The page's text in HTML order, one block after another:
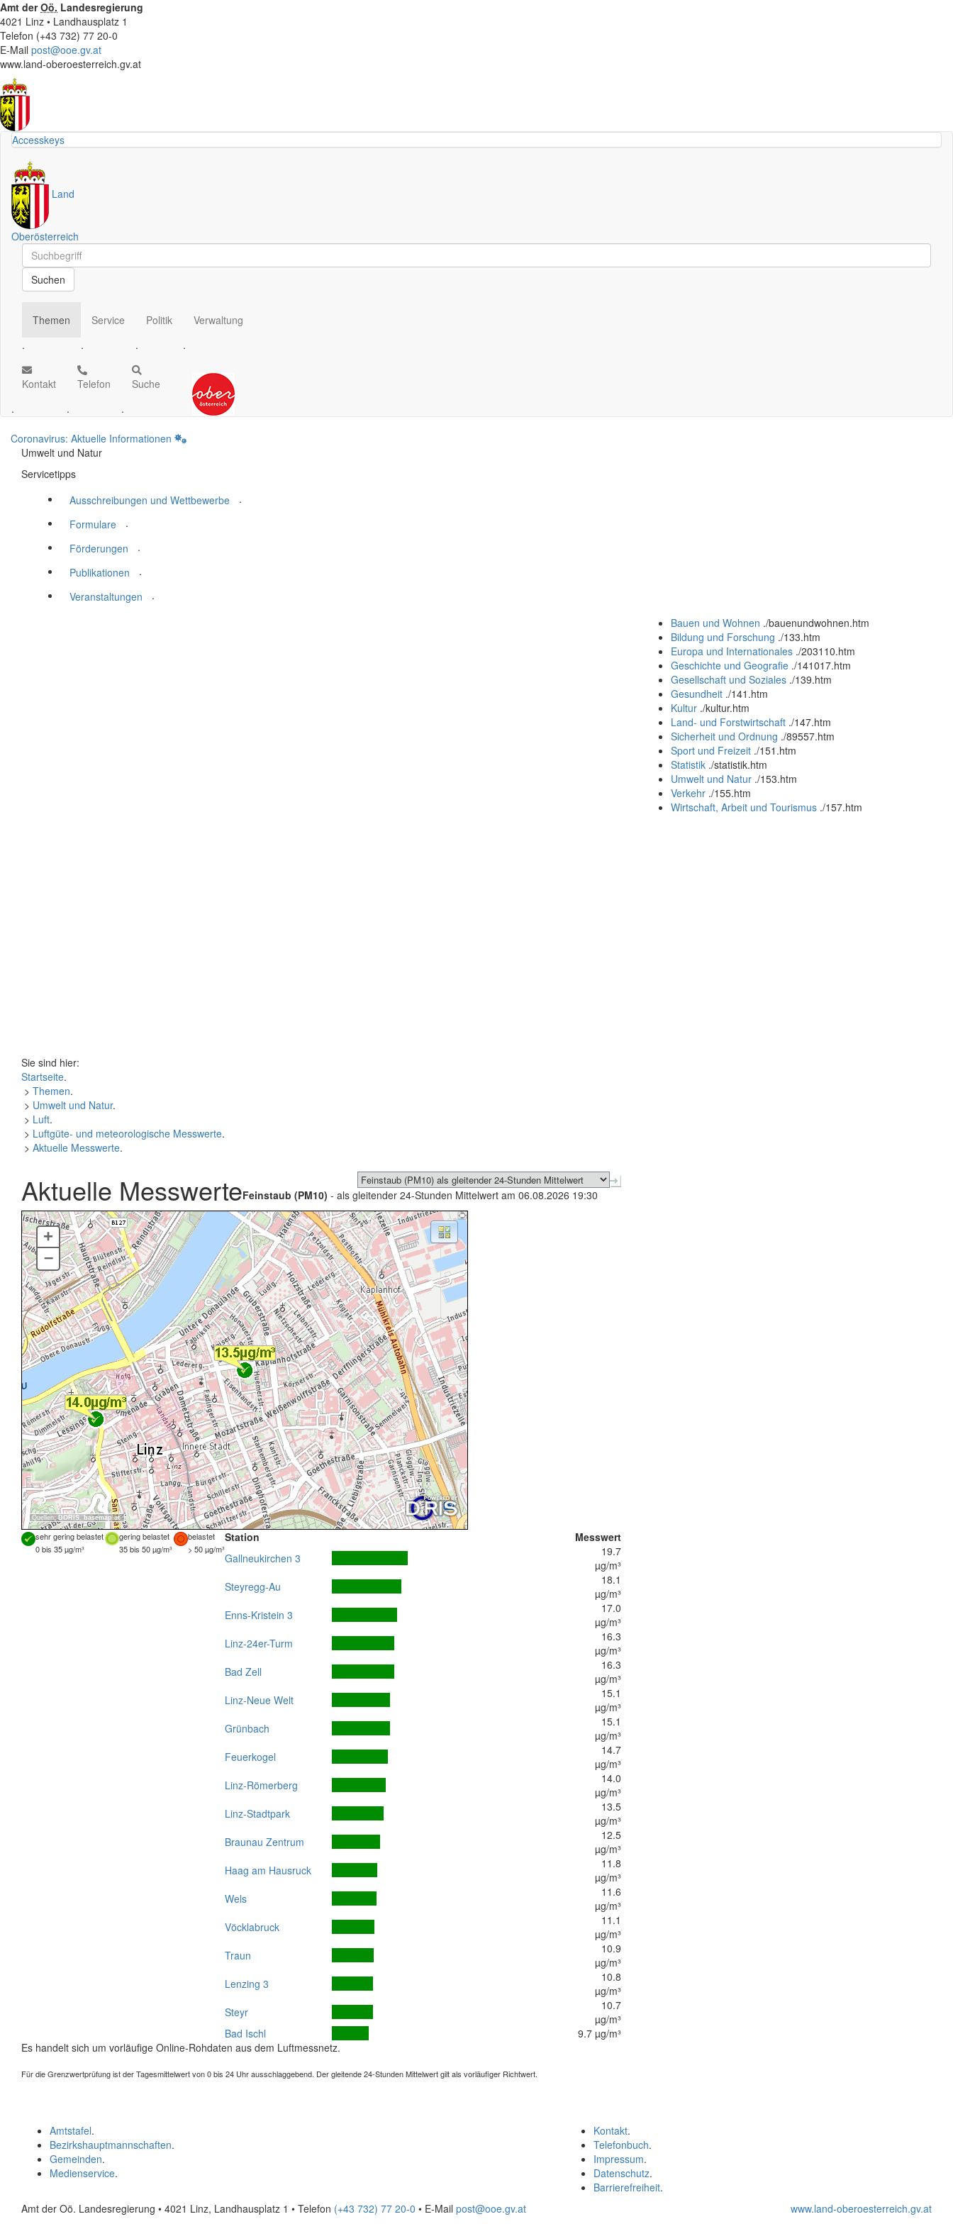
Amt derOö. Landesregierung
4021 Linz • Landhausplatz 1
Telefon (+43 732) 77 20-0
E-Mail post@ooe.gv.at
www.land-oberoesterreich.gv.at
Accesskeys
Land
Oberösterreich
Schnellsuche
Schnellsuche
Suchen
Themen
.
Service
.
Politik
.
Verwaltung
.
Kontakt
.
Telefon
.
Suche
.
Coronavirus: Aktuelle Informationen
Umwelt und Natur
Servicetipps
Ausschreibungen und Wettbewerbe
.
Formulare
.
Förderungen
.
Publikationen
.
Veranstaltungen
.
Bauen und Wohnen ./bauenundwohnen.htm
Bildung und Forschung ./133.htm
Europa und Internationales ./203110.htm
Geschichte und Geografie ./141017.htm
Gesellschaft und Soziales ./139.htm
Gesundheit ./141.htm
Kultur ./kultur.htm
Land- und Forstwirtschaft ./147.htm
Sicherheit und Ordnung ./89557.htm
Sport und Freizeit ./151.htm
Statistik ./statistik.htm
Umwelt und Natur ./153.htm
Verkehr ./155.htm
Wirtschaft, Arbeit und Tourismus ./157.htm
Sie sind hier:
Startseite.
> Themen.
> Umwelt und Natur.
> Luft.
> Luftgüte- und meteorologische Messwerte.
> Aktuelle Messwerte.
Aktuelle MesswerteFeinstaub (PM10) - als gleitender 24-Stunden Mittelwert am 06.08.2026 19:30
Quellen:DORIS, basemap.at
+
–
sehr gering belastet gering belastet
belastet
0 bis 35 µg/m³
35 bis 50 µg/m³ > 50 µg/m³
Station
Messwert
Gallneukirchen 3
19.7
µg/m³
Steyregg-Au
18.1
µg/m³
Enns-Kristein 3
17.0
µg/m³
Linz-24er-Turm
16.3
µg/m³
Bad Zell
16.3
µg/m³
Linz-Neue Welt
15.1
µg/m³
Grünbach
15.1
µg/m³
Feuerkogel
14.7
µg/m³
Linz-Römerberg
14.0
µg/m³
Linz-Stadtpark
13.5
µg/m³
Braunau Zentrum
12.5
µg/m³
Haag am Hausruck
11.8
µg/m³
Wels
11.6
µg/m³
Vöcklabruck
11.1
µg/m³
Traun
10.9
µg/m³
Lenzing 3
10.8
µg/m³
Steyr
10.7
µg/m³
Bad Ischl
9.7 µg/m³
Es handelt sich um vorläufige Online-Rohdaten aus dem Luftmessnetz.
Für die Grenzwertprüfung ist der Tagesmittelwert von 0 bis 24 Uhr ausschlaggebend. Der gleitende 24-Stunden Mittelwert gilt als vorläufiger Richtwert.
Kontakt.
Telefonbuch.
Impressum.
Datenschutz.
Barrierefreiheit.
Amtstafel.
Bezirkshauptmannschaften.
Gemeinden.
Medienservice.
Amt der Oö. Landesregierung • 4021 Linz, Landhausplatz 1 • Telefon (+43 732) 77 20-0 • E-Mail post@ooe.gv.at www.land-oberoesterreich.gv.at